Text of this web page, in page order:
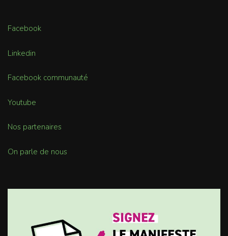
Facebook
Linkedin
Facebook communauté
Youtube
Nos partenaires
On parle de nous